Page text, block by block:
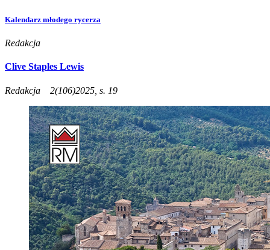
Kalendarz młodego rycerza
Redakcja
Clive Staples Lewis
Redakcja 2(106)2025, s. 19